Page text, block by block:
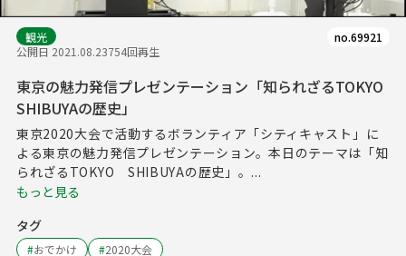
観光
公開日 2021.08.23754回再生
no.69921
東京の魅力発信プレゼンテーション「知られざるTOKYO
SHIBUYAの歴史」
東京2020大会で活動するボランティア「シティキャスト」に
よる東京の魅力発信プレゼンテーション。本日のテーマは「知
られざるTOKYO SHIBUYAの歴史」。...
もっと見る
タグ
#おでかけ #2020大会